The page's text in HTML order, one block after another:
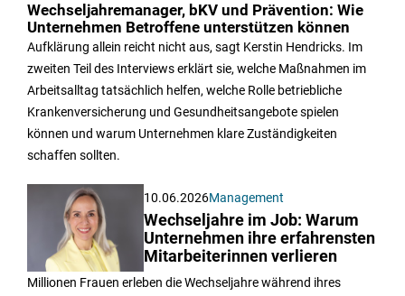
Wechseljahremanager, bKV und Prävention: Wie
Unternehmen Betroffene unterstützen können
Aufklärung allein reicht nicht aus, sagt Kerstin Hendricks. Im
zweiten Teil des Interviews erklärt sie, welche Maßnahmen im
Arbeitsalltag tatsächlich helfen, welche Rolle betriebliche
Krankenversicherung und Gesundheitsangebote spielen
können und warum Unternehmen klare Zuständigkeiten
schaffen sollten.
10.06.2026Management
Wechseljahre im Job: Warum
Unternehmen ihre erfahrensten
Mitarbeiterinnen verlieren
Millionen Frauen erleben die Wechseljahre während ihres